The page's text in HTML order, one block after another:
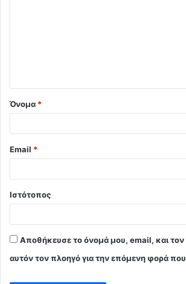
*
Όνομα *
Email *
Ιστότοπος
Αποθήκευσε το όνομά μου, email, και τον
αυτόν τον πλοηγό για την επόμενη φορά